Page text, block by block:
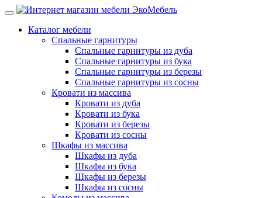
Каталог мебели
Спальные гарнитуры
Спальные гарнитуры из дуба
Спальные гарнитуры из бука
Спальные гарнитуры из березы
Спальные гарнитуры из сосны
Кровати из массива
Кровати из дуба
Кровати из бука
Кровати из березы
Кровати из сосны
Шкафы из массива
Шкафы из дуба
Шкафы из бука
Шкафы из березы
Шкафы из сосны